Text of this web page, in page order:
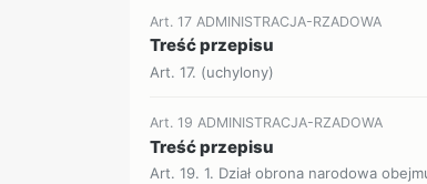
Art. 17 ADMINISTRACJA-RZADOWA
Treść przepisu
Art. 17. (uchylony)
Art. 19 ADMINISTRACJA-RZADOWA
Treść przepisu
Art. 19. 1. Dział obrona narodowa